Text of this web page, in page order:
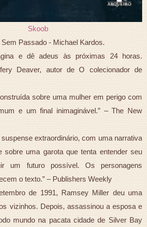
Skoob
Passado - Michael Kardos.
e dê adeus às próximas 24 horas.
Deaver, autor de O colecionador de
sobre uma mulher em perigo com
e um final inimaginável.” – The New
extraordinário, com uma narrativa
sobre uma garota que tenta entender seu
um futuro possível. Os personagens
o texto.” – Publishers Weekly
de 1991, Ramsey Miller deu uma
vizinhos. Depois, assassinou a esposa e
mundo na pacata cidade de Silver Bay